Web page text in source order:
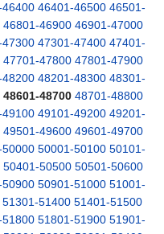
46401-46500 46501-
46801-46900 46901-47000
47301-47400 47401-
47701-47800 47801-47900
48201-48300 48301-
48601-48700 48701-48800
49101-49200 49201-
49501-49600 49601-49700
50001-50100 50101-
50401-50500 50501-50600
50901-51000 51001-
51301-51400 51401-51500
51801-51900 51901-